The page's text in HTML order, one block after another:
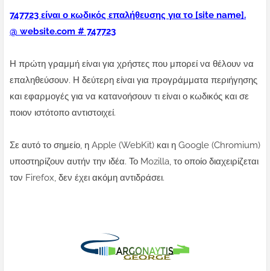
747723 είναι ο κωδικός επαλήθευσης για το [site name].
@ website.com # 747723
Η πρώτη γραμμή είναι για χρήστες που μπορεί να θέλουν να
επαληθεύσουν. Η δεύτερη είναι για προγράμματα περιήγησης
και εφαρμογές για να κατανοήσουν τι είναι ο κωδικός και σε
ποιον ιστότοπο αντιστοιχεί.
Σε αυτό το σημείο, η Apple (WebKit) και η Google (Chromium)
υποστηρίζουν αυτήν την ιδέα. Το Mozilla, το οποίο διαχειρίζεται
τον Firefox, δεν έχει ακόμη αντιδράσει.